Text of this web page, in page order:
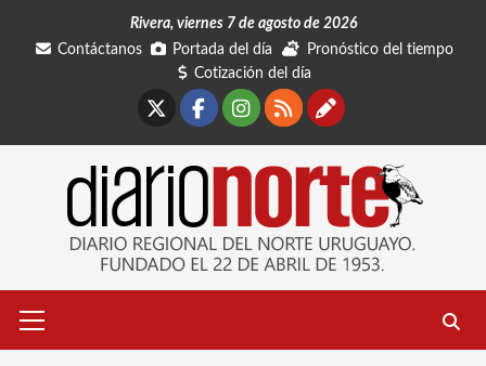
Rivera, viernes 7 de agosto de 2026
Contáctanos
Portada del día
Pronóstico del tiempo
Cotización del día
Facebook
Instagram
RSSContáctanos
primario